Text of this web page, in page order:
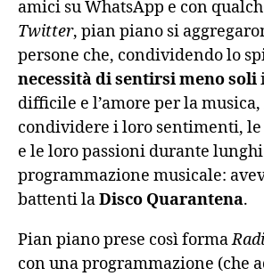
amici su WhatsApp e con
Twitter, pian piano si
persone che, condividendo lo
necessità di sentirsi meno soli
difficile e l’amore per la
condividere i loro sentimenti,
e le loro passioni durante
programmazione musicale:
battenti laDisco Quarantena.
Pian piano prese così forma
con una programmazione (che